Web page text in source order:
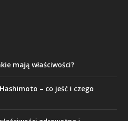
mają właściwości?
– co jeść i czego